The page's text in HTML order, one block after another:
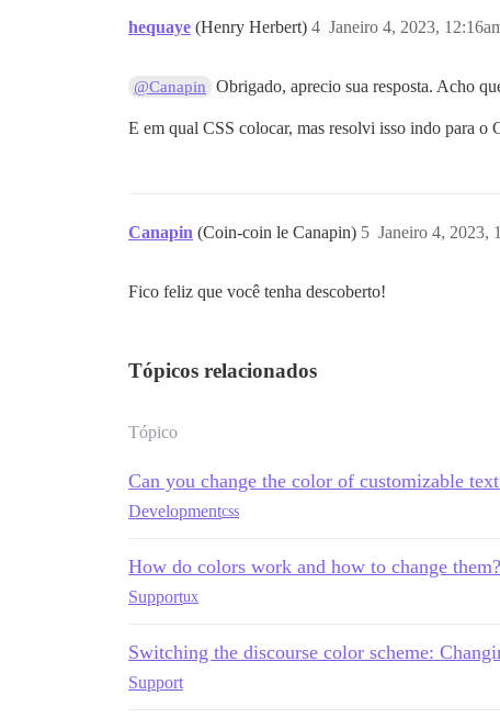
hequaye (Henry Herbert) Janeiro 4, 2023,
4
@Canapin Obrigado, aprecio sua resposta. Acho
E em qual CSS colocar, mas resolvi isso indo para o
Canapin (Coin-coin le Canapin) Janeiro 4, 2023,
5
Fico feliz que você tenha descoberto!
Tópicos relacionados
Tópico
Can you change the color of customizable
Developmentcss
How do colors work and how to change them?
Supportux
Switching the discourse color scheme:
Support